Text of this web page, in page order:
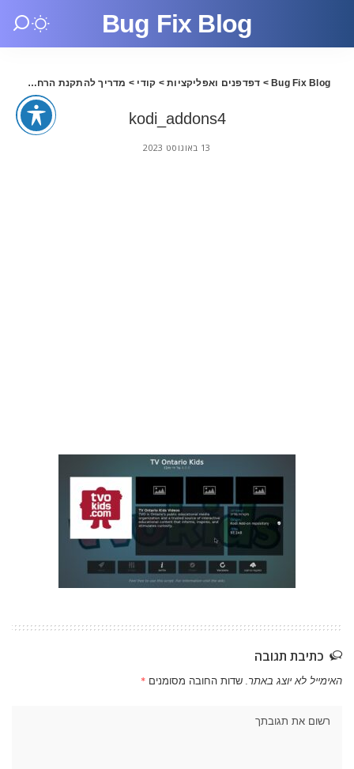
Bug Fix Blog
Bug Fix Blog
> דפדפנים ואפליקציות> קודי > מדריך להתקנת הרחבות לקודי – יולי 2023
kodi_addons4
13 באוגוסט 2023
כתיבת תגובה
האימייל לא יוצג באתר. שדות החובה מסומנים *